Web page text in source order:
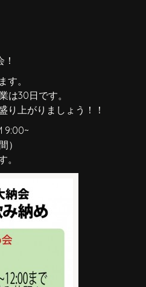
す。
は30日です。
り上がりましょう！！
9:00~
）
。